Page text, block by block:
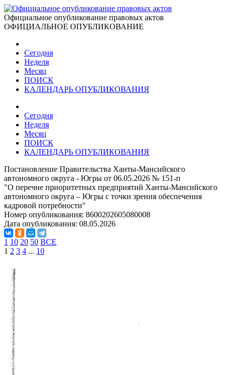
Официальное опубликование правовых актов
ОФИЦИАЛЬНОЕ ОПУБЛИКОВАНИЕ
Сегодня
Неделя
Месяц
ПОИСК
КАЛЕНДАРЬ ОПУБЛИКОВАНИЯ
Сегодня
Неделя
Месяц
ПОИСК
КАЛЕНДАРЬ ОПУБЛИКОВАНИЯ
Постановление Правительства Ханты-Мансийского
автономного округа - Югры от 06.05.2026 № 151-п
"О перечне приоритетных предприятий Ханты-Мансийского
автономного округа – Югры с точки зрения обеспечения
кадровой потребности"
Номер опубликования: 8600202605080008
Дата опубликования: 08.05.2026
1 10 20 50 ВСЕ
1 2 3 4 ... 10